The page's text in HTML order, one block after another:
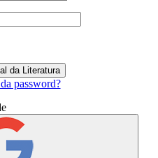
password?